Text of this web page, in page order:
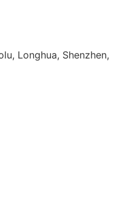
Longhua, Shenzhen,